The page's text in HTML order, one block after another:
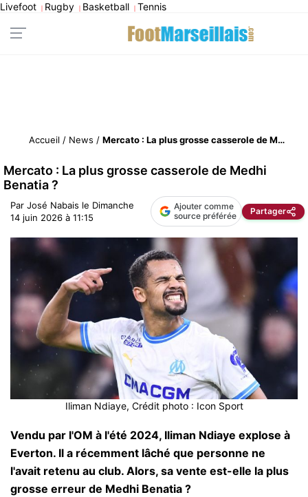
Livefoot | Rugby | Basketball | Tennis
Accueil / News / Mercato : La plus grosse casserole de Medhi Benatia ?
Mercato : La plus grosse casserole de Medhi
Benatia ?
Par José Nabais le Dimanche
14 juin 2026 à 11:15
Ajouter comme
source préférée
Partager
Iliman Ndiaye, Crédit photo : Icon Sport
Vendu par l'OM à l'été 2024, Iliman Ndiaye explose à
Everton. Il a récemment lâché que personne ne
l'avait retenu au club. Alors, sa vente est-elle la plus
grosse erreur de Medhi Benatia ?